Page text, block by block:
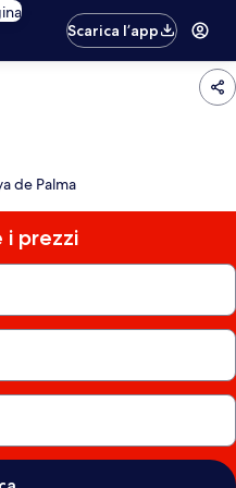
Scarica l’app
de Palma
i prezzi